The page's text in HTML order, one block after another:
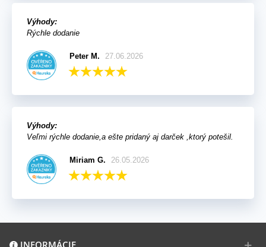
Výhody:
Rýchle dodanie
Peter M. 27.06.2026
Výhody:
Veľmi rýchle dodanie,a ešte pridaný aj darček ,ktorý potešil.
Miriam G. 26.05.2026